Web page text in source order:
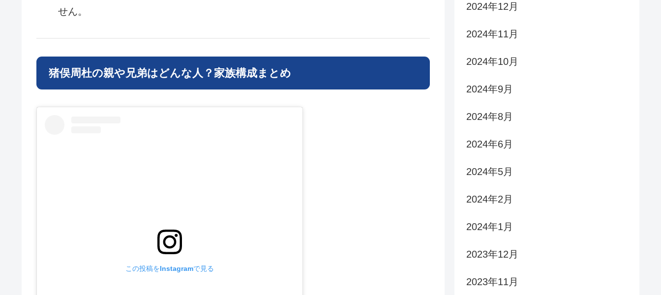
せん。
猪俣周杜の親や兄弟はどんな人？家族構成まとめ
この投稿をInstagramで見る
2024年12月
2024年11月
2024年10月
2024年9月
2024年8月
2024年6月
2024年5月
2024年2月
2024年1月
2023年12月
2023年11月